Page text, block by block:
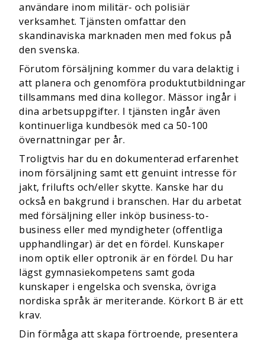
användare inom militär- och polisiär
verksamhet. Tjänsten omfattar den
skandinaviska marknaden men med fokus på
den svenska.
Förutom försäljning kommer du vara delaktig i
att planera och genomföra produktutbildningar
tillsammans med dina kollegor. Mässor ingår i
dina arbetsuppgifter. I tjänsten ingår även
kontinuerliga kundbesök med ca 50-100
övernattningar per år.
Troligtvis har du en dokumenterad erfarenhet
inom försäljning samt ett genuint intresse för
jakt, frilufts och/eller skytte. Kanske har du
också en bakgrund i branschen. Har du arbetat
med försäljning eller inköp business-to-
business eller med myndigheter (offentliga
upphandlingar) är det en fördel. Kunskaper
inom optik eller optronik är en fördel. Du har
lägst gymnasiekompetens samt goda
kunskaper i engelska och svenska, övriga
nordiska språk är meriterande. Körkort B är ett
krav.
Din förmåga att skapa förtroende, presentera